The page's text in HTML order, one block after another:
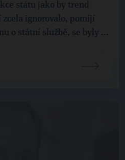
státu jako by trend
ignorovalo, pomíjí
o státní službě, se byly ...